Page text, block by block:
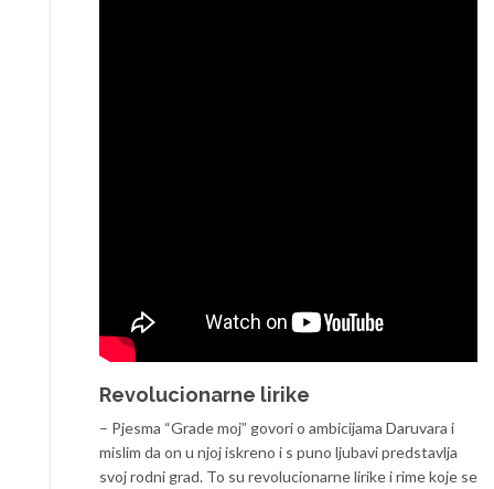
Revolucionarne lirike
– Pjesma “Grade moj” govori o ambicijama Daruvara i
mislim da on u njoj iskreno i s puno ljubavi predstavlja
svoj rodni grad. To su revolucionarne lirike i rime koje se